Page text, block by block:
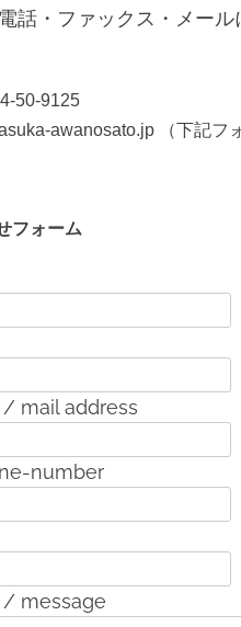
話・ファックス・メール
50-9125
awanosato.jp （下記フ
フォーム
/ mail address
number
/ message